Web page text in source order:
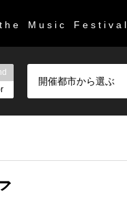
h e M u s i c F e s t i v a l
開催都市から選ぶ